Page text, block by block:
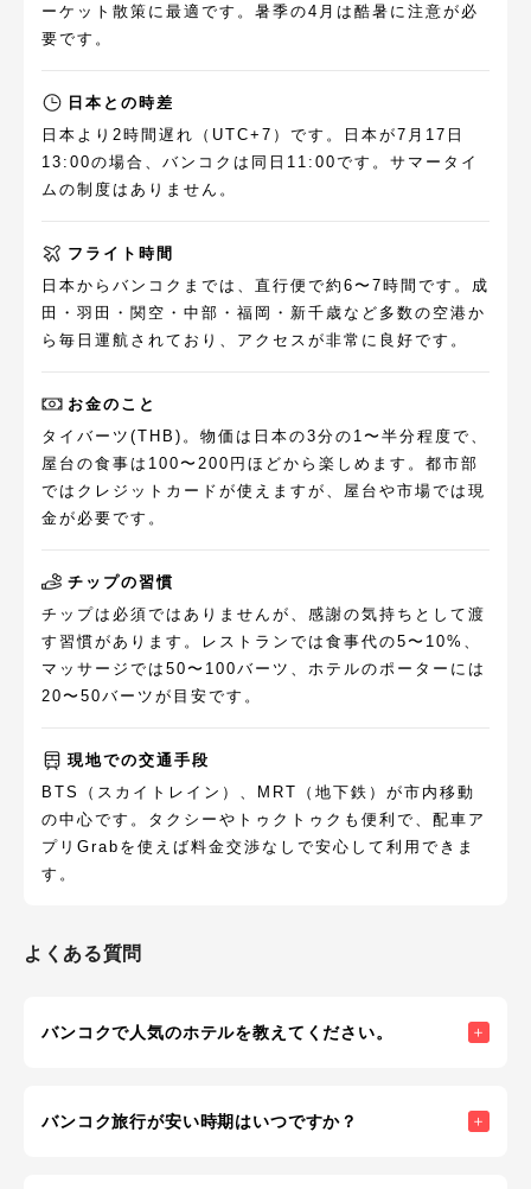
ーケット散策に最適です。暑季の4月は酷暑に注意が必
要です。
日本との時差
日本より2時間遅れ（UTC+7）です。日本が7月17日
13:00の場合、バンコクは同日11:00です。サマータイ
ムの制度はありません。
フライト時間
日本からバンコクまでは、直行便で約6〜7時間です。成
田・羽田・関空・中部・福岡・新千歳など多数の空港か
ら毎日運航されており、アクセスが非常に良好です。
お金のこと
タイバーツ(THB)。物価は日本の3分の1〜半分程度で、
屋台の食事は100〜200円ほどから楽しめます。都市部
ではクレジットカードが使えますが、屋台や市場では現
金が必要です。
チップの習慣
チップは必須ではありませんが、感謝の気持ちとして渡
す習慣があります。レストランでは食事代の5〜10%、
マッサージでは50〜100バーツ、ホテルのポーターには
20〜50バーツが目安です。
現地での交通手段
BTS（スカイトレイン）、MRT（地下鉄）が市内移動
の中心です。タクシーやトゥクトゥクも便利で、配車ア
プリGrabを使えば料金交渉なしで安心して利用できま
す。
よくある質問
バンコクで人気のホテルを教えてください。
バンコク旅行が安い時期はいつですか？